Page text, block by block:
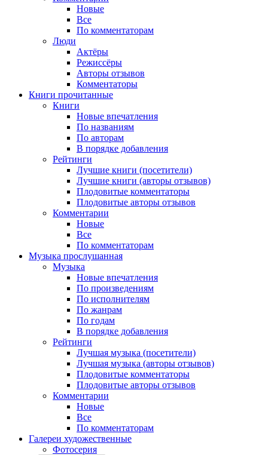
Новые
Все
По комментаторам
Люди
Актёры
Режиссёры
Авторы отзывов
Комментаторы
Книги прочитанные
Книги
Новые впечатления
По названиям
По авторам
В порядке добавления
Рейтинги
Лучшие книги (посетители)
Лучшие книги (авторы отзывов)
Плодовитые комментаторы
Плодовитые авторы отзывов
Комментарии
Новые
Все
По комментаторам
Музыка прослушанная
Музыка
Новые впечатления
По произведениям
По исполнителям
По жанрам
По годам
В порядке добавления
Рейтинги
Лучшая музыка (посетители)
Лучшая музыка (авторы отзывов)
Плодовитые комментаторы
Плодовитые авторы отзывов
Комментарии
Новые
Все
По комментаторам
Галереи художественные
Фотосерия